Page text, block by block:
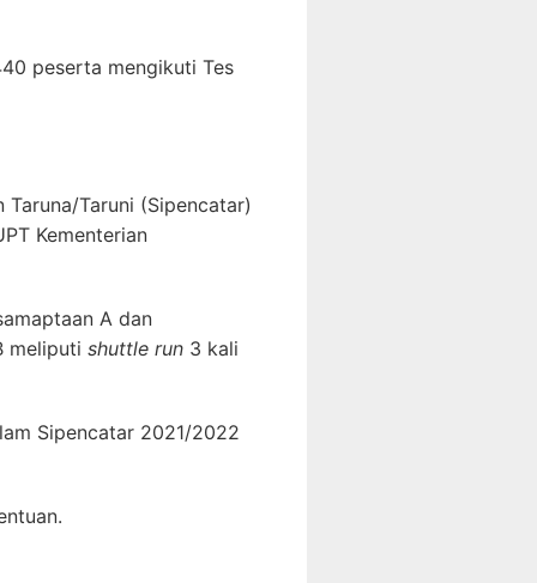
peserta mengikuti Tes
Taruni (Sipencatar)
Kementerian
A dan
meliputi shuttle run 3 kali
Sipencatar 2021/2022